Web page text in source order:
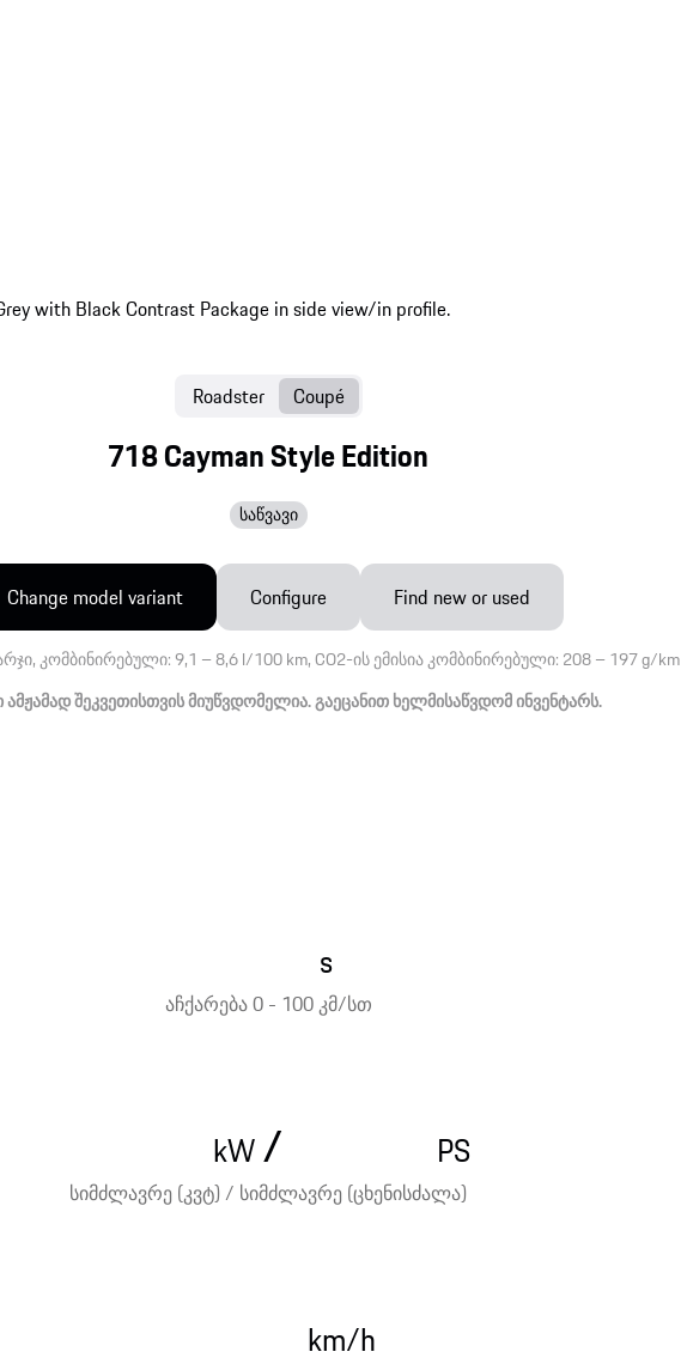
718 Cayman Style Edition
საწვავი
Roadster Coupé
Change model variant Configure Find new or used
კომბინირებული: 9,1 – 8,6 l/100 km, CO2-ის ემისია კომბინირებული: 208 – 197 g/km
შეკვეთისთვის მიუწვდომელია. გაეცანით ხელმისაწვდომ ინვენტარს.
აჩქარება 0 - 100 კმ/სთ
s
სიმძლავრე (კვტ) / სიმძლავრე (ცხენისძალა)
kW/ PS
km/h